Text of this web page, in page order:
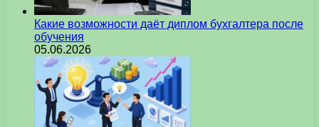
Какие возможности даёт диплом бухгалтера после
обучения
05.06.2026